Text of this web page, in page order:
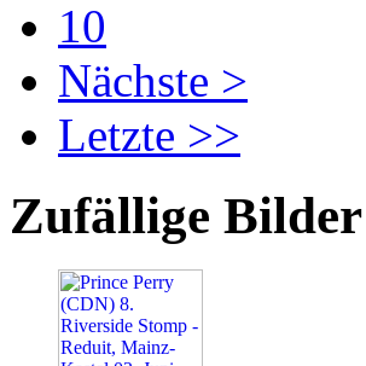
10
Nächste >
Letzte >>
Zufällige Bilder